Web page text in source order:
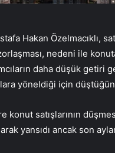
Hakan Özelmacıklı,
nedeni ile
daha düşük getiri
yöneldiği için
konut satışlarının
yansıdı ancak son